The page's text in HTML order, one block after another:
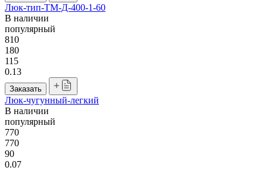
Люк-тип-ТМ-Д-400-1-60
В наличии
популярный
810
180
115
0.13
Заказать
Люк-чугунный-легкий
В наличии
популярный
770
770
90
0.07